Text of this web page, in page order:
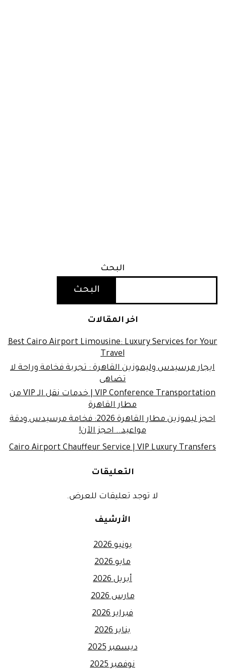
البحث
البحث
اخر المقالات
Best Cairo Airport Limousine: Luxury Services for Your
Travel
ايجار مرسيدس وليموزين القاهرة : تجربة فخامة وراحة لا
تضاهى
VIP Conference Transportation | خدمات نقل الـ VIP من
مطار القاهرة
احجز ليموزين مطار القاهرة 2026: فخامة مرسيدس ودقة
مواعيد.. احجز الآن!
Cairo Airport Chauffeur Service | VIP Luxury Transfers
التعليقات
لا توجد تعليقات للعرض.
الأرشيف
يونيو 2026
مايو 2026
أبريل 2026
مارس 2026
فبراير 2026
يناير 2026
ديسمبر 2025
نوفمبر 2025